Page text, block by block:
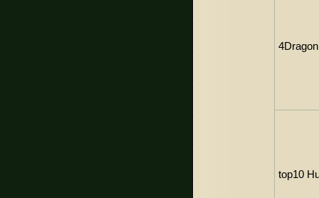
4Dragon
top10